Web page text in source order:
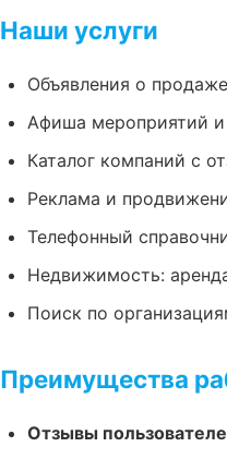
Наши услуги
Объявления о
Афиша мероприятий
Каталог компаний с
Реклама и
Телефонный
Недвижимость:
Поиск по
Преимущества
Отзывы